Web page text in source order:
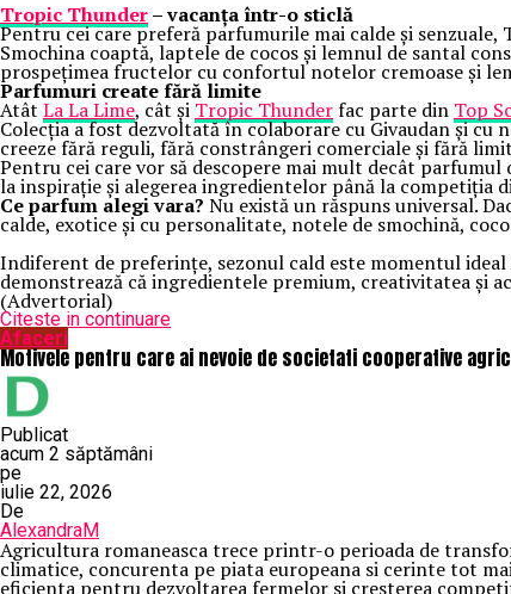
Tropic Thunder– vacanța într-o sticlă
Pentru cei care preferă parfumurile mai calde și
Smochina coaptă, laptele de cocos și lemnul de santal
prospețimea fructelor cu confortul notelor cremoase și
Parfumuri create fără limite
Atât La La Lime, cât și Tropic Thunderfac parte din Top
Colecția a fost dezvoltată în colaborare cu Givaudan și
creeze fără reguli, fără constrângeri comerciale și fără
Pentru cei care vor să descopere mai mult decât
la inspirație și alegerea ingredientelor până la competiția
Ce parfum alegi vara? Nu există un răspuns universal.
calde, exotice și cu personalitate, notele de smochină,
Indiferent de preferințe, sezonul cald este momentul
demonstrează că ingredientele premium, creativitatea și
(Advertorial)
Citeste in continuare
Afaceri
Motivele pentru care ai nevoie de societati cooperative
Publicat
acum 2 săptămâni
pe
iulie 22, 2026
De
AlexandraM
Agricultura romaneasca trece printr-o perioada de
climatice, concurenta pe piata europeana si cerinte tot
eficienta pentru dezvoltarea fermelor si cresterea